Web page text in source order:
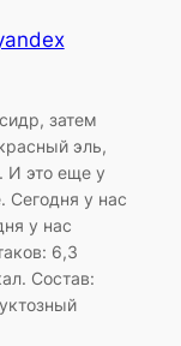
затем
эль,
И это еще у
Сегодня у нас
у нас
6,3
Состав: